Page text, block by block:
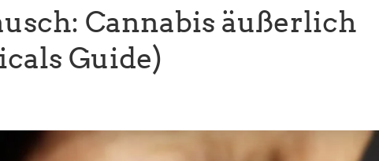
Cannabis äußerlich
Guide)